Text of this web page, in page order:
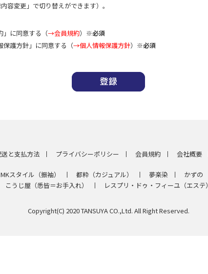
容変更」で切り替えができます）。
」に同意する（→会員規約） ※必須
保護方針」に同意する（→個人情報保護方針） ※必須
と支払方法 プライバシーポリシー 会員規約 会社概要
MKスタイル（振袖） 都粋（カジュアル） 夢楽染 かずの
こうじ屋（悉皆＝お手入れ）
レスプリ・ドゥ・フィーユ（エステ）
Copyright(C) 2020 TANSUYA CO.,Ltd. All Right Reserved.